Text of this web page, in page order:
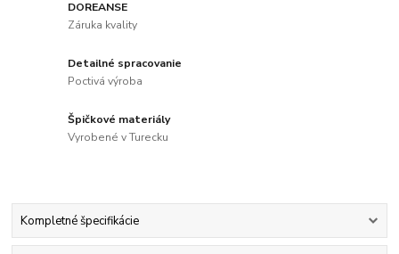
DOREANSE
Záruka kvality
Detailné spracovanie
Poctivá výroba
Špičkové materiály
Vyrobené v Turecku
Kompletné špecifikácie